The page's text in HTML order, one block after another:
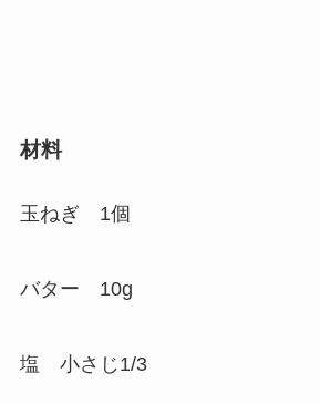
材料
玉ねぎ 1個
バター 10g
塩 小さじ1/3